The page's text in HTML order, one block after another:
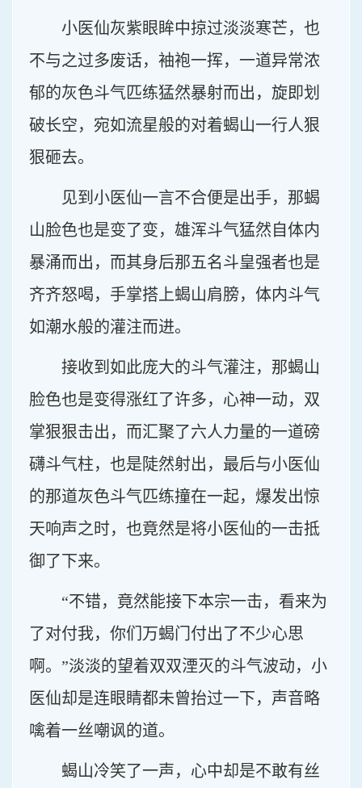
小医仙灰紫眼眸中掠过淡淡寒芒，也
不与之过多废话，袖袍一挥，一道异常浓
郁的灰色斗气匹练猛然暴射而出，旋即划
破长空，宛如流星般的对着蝎山一行人狠
狠砸去。
见到小医仙一言不合便是出手，那蝎
山脸色也是变了变，雄浑斗气猛然自体内
暴涌而出，而其身后那五名斗皇强者也是
齐齐怒喝，手掌搭上蝎山肩膀，体内斗气
如潮水般的灌注而进。
接收到如此庞大的斗气灌注，那蝎山
脸色也是变得涨红了许多，心神一动，双
掌狠狠击出，而汇聚了六人力量的一道磅
礴斗气柱，也是陡然射出，最后与小医仙
的那道灰色斗气匹练撞在一起，爆发出惊
天响声之时，也竟然是将小医仙的一击抵
御了下来。
“不错，竟然能接下本宗一击，看来为
了对付我，你们万蝎门付出了不少心思
啊。”淡淡的望着双双湮灭的斗气波动，小
医仙却是连眼睛都未曾抬过一下，声音略
噙着一丝嘲讽的道。
蝎山冷笑了一声，心中却是不敢有丝